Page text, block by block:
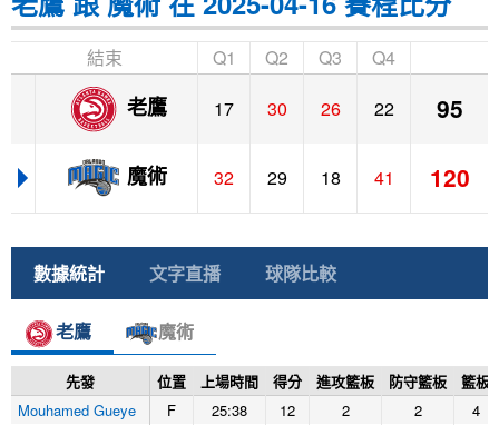
結束 Q1 Q2 Q3 Q4
老鷹 17 30 26 22 95
魔術 32 29 18 41 120
數據統計 文字直播 球隊比較
老鷹 魔術
先發 位置 上場時間 得分 進攻籃板 防守籃板
籃板
Mouhamed Gueye
F 25:38 12 2 2
4